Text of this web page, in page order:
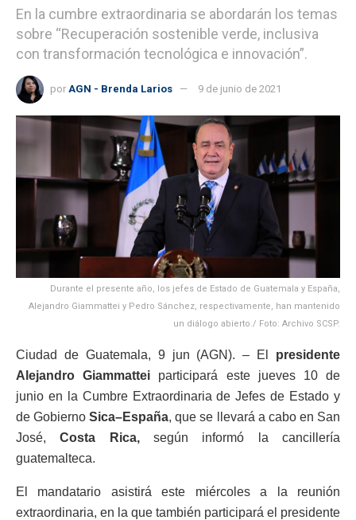
En la cumbre extraordinaria se abordarán los temas
sobre “Recuperación sostenible verde, inclusiva
con transformación tecnológica e innovación”.
por AGN - Brenda Larios 9 de junio de 2021
Durante el presente año, los jefes de Estado de Guatemala y España,
Alejandro Giammattei y Pedro Sánchez, respectivamente, han mantenido
un diálogo abierto./ Foto: Archivo SCSP.
Ciudad de Guatemala, 9 jun (AGN). – El presidente
Alejandro Giammattei participará este jueves 10 de
junio en la Cumbre Extraordinaria de Jefes de Estado y
de GobiernoSica–España, que se llevará a cabo en San
José,Costa Rica,según informó la cancillería
guatemalteca.
El mandatario asistirá este miércoles a la reunión
extraordinaria, en la que también participará el presidente